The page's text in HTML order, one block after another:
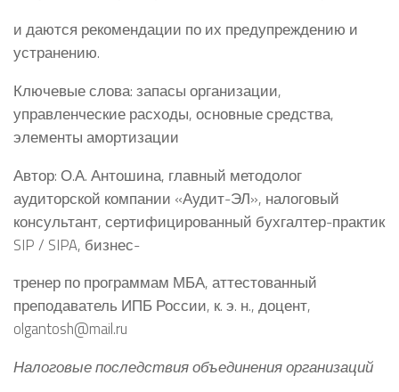
и даются рекомендации по их предупреждению и
устранению.
Ключевые слова: запасы организации,
управленческие расходы, основные средства,
элементы амортизации
Автор: О.А. Антошина, главный методолог
аудиторской компании «Аудит-ЭЛ», налоговый
консультант, сертифицированный бухгалтер-практик
SIP / SIPA, бизнес-
тренер по программам МБА, аттестованный
преподаватель ИПБ России, к. э. н., доцент,
olgantosh@mail.ru
Налоговые последствия объединения организаций